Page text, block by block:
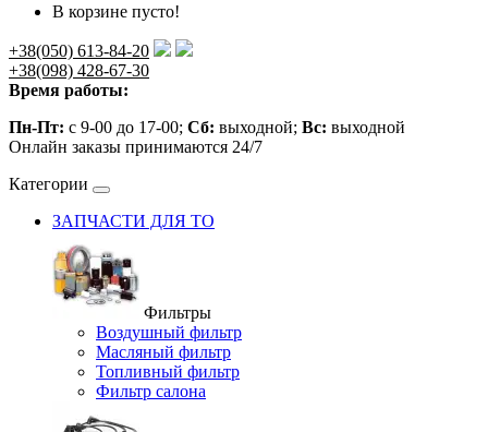
В корзине пусто!
+38(050) 613-84-20
+38(098) 428-67-30
Время работы:
Пн-Пт: с 9-00 до 17-00; Сб: выходной; Вс: выходной
Онлайн заказы принимаются 24/7
Категории
ЗАПЧАСТИ ДЛЯ ТО
Фильтры
Воздушный фильтр
Масляный фильтр
Топливный фильтр
Фильтр салона